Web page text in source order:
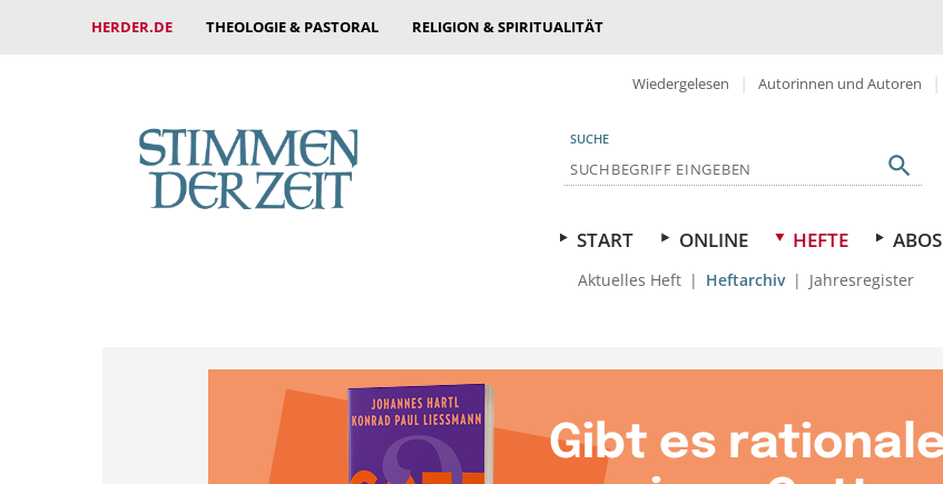
HERDER.DE THEOLOGIE & PASTORAL RELIGION & SPIRITUALITÄT
Wiedergelesen Autorinnen und Autoren
SUCHE
START ONLINE HEFTE ABOS
Aktuelles Heft Heftarchiv Jahresregister